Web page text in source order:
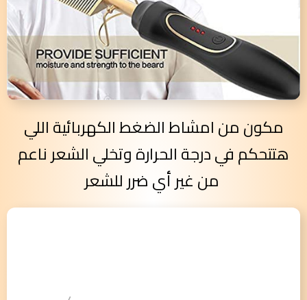
مكون من امشاط الضغط الكهربائية اللي
هتتحكم في درجة الحرارة وتخلي الشعر ناعم